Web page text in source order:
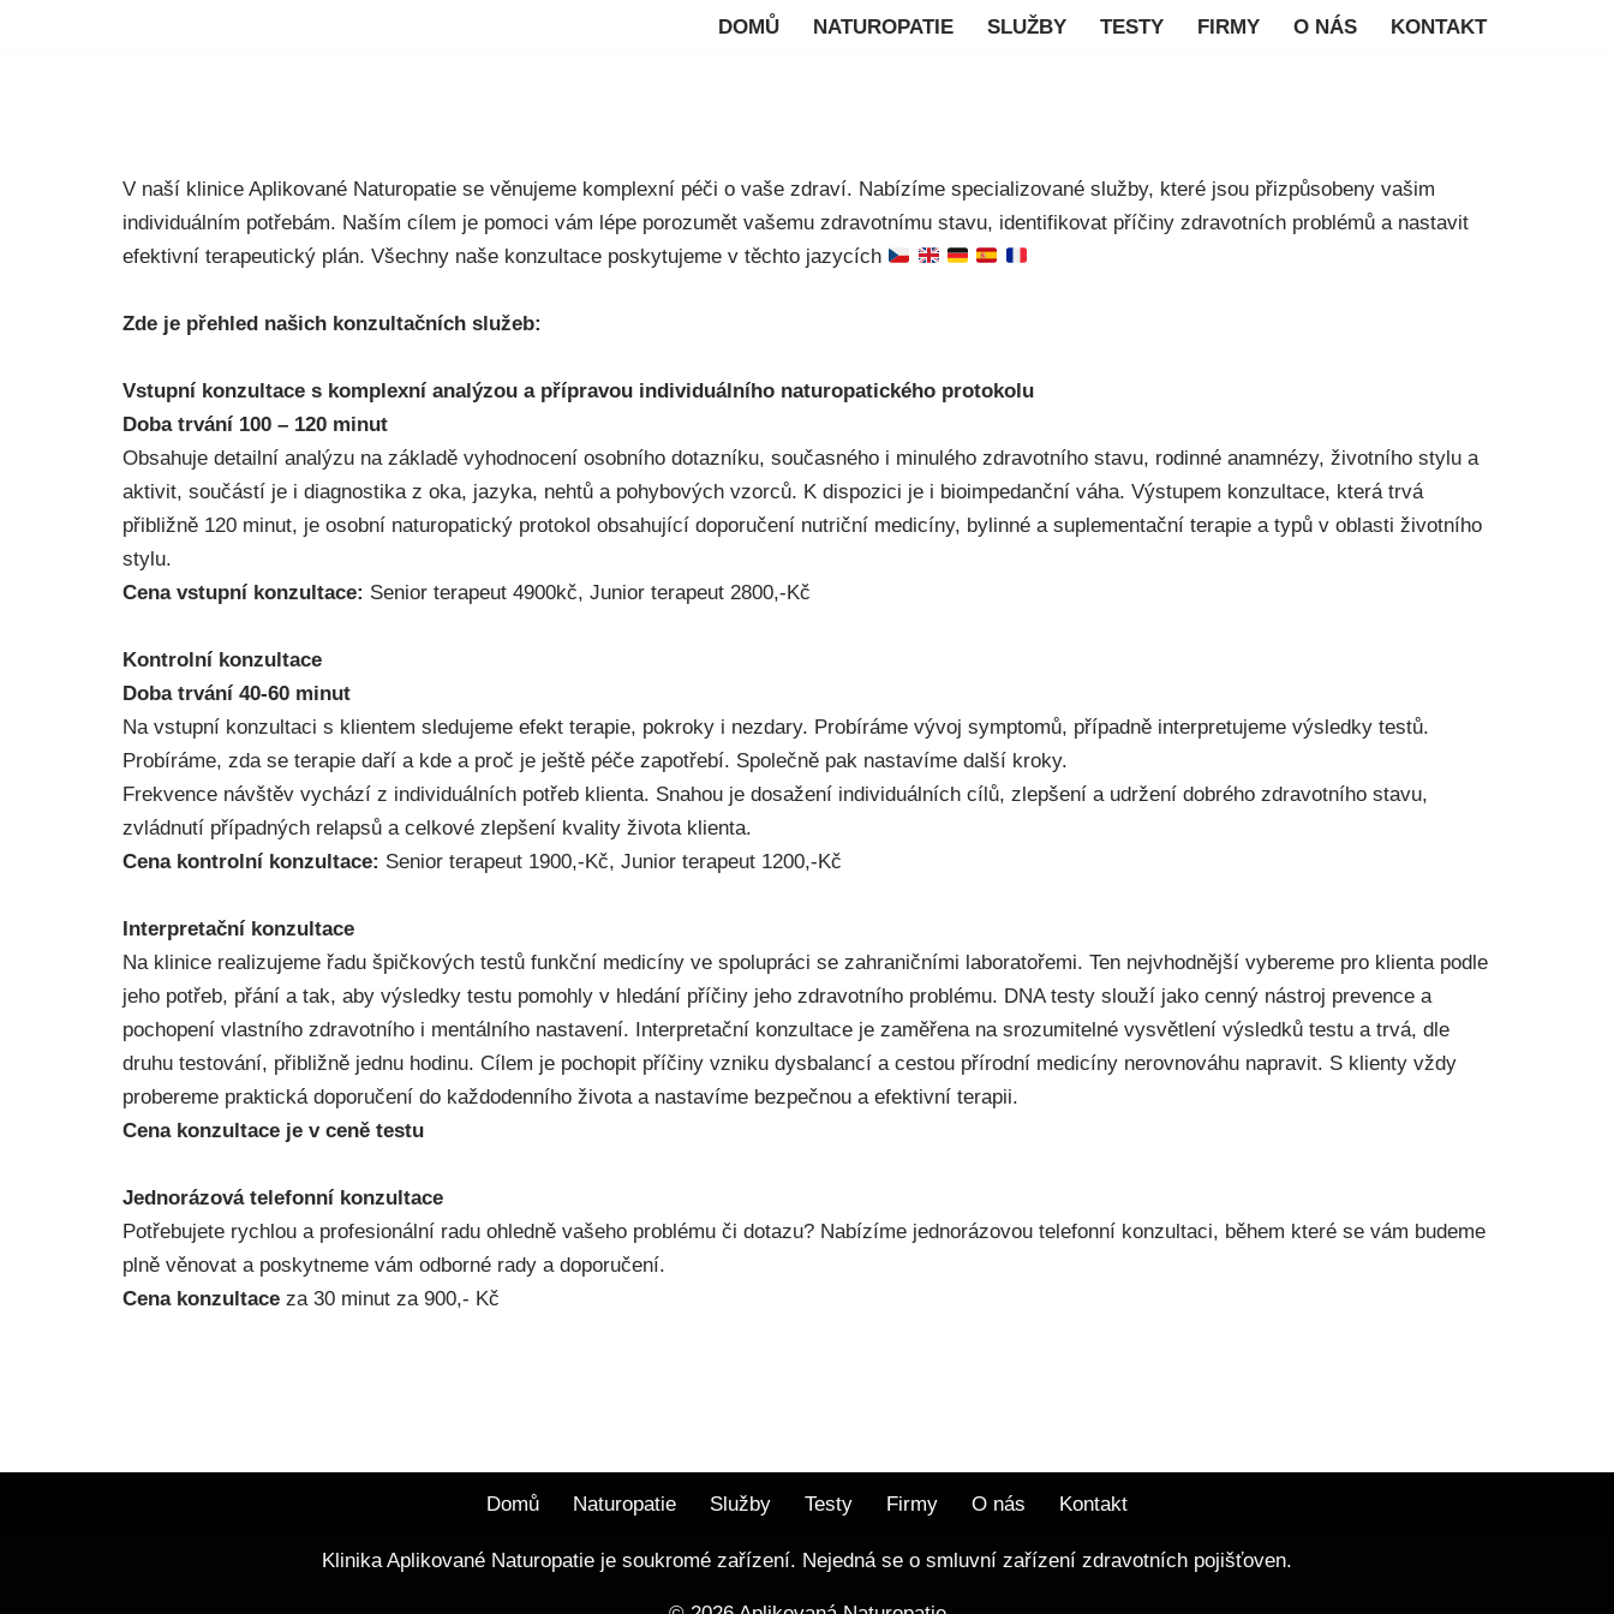
DOMŮ NATUROPATIE SLUŽBY TESTY FIRMY O NÁS KONTAKT
V naší klinice Aplikované Naturopatie se věnujeme komplexní péči o vaše zdraví. Nabízíme specializované služby, které jsou přizpůsobeny vašim
individuálním potřebám. Naším cílem je pomoci vám lépe porozumět vašemu zdravotnímu stavu, identifikovat příčiny zdravotních problémů a nastavit
efektivní terapeutický plán. Všechny naše konzultace poskytujeme v těchto jazycích
Zde je přehled našich konzultačních služeb:
Vstupní konzultace s komplexní analýzou a přípravou individuálního naturopatického protokolu
Doba trvání 100 – 120 minut
Obsahuje detailní analýzu na základě vyhodnocení osobního dotazníku, současného i minulého zdravotního stavu, rodinné anamnézy, životního stylu a
aktivit, součástí je i diagnostika z oka, jazyka, nehtů a pohybových vzorců. K dispozici je i bioimpedanční váha. Výstupem konzultace, která trvá
přibližně 120 minut, je osobní naturopatický protokol obsahující doporučení nutriční medicíny, bylinné a suplementační terapie a typů v oblasti životního
stylu.
Cena vstupní konzultace: Senior terapeut 4900kč, Junior terapeut 2800,-Kč
Kontrolní konzultace
Doba trvání 40-60 minut
Na vstupní konzultaci s klientem sledujeme efekt terapie, pokroky i nezdary. Probíráme vývoj symptomů, případně interpretujeme výsledky testů.
Probíráme, zda se terapie daří a kde a proč je ještě péče zapotřebí. Společně pak nastavíme další kroky.
Frekvence návštěv vychází z individuálních potřeb klienta. Snahou je dosažení individuálních cílů, zlepšení a udržení dobrého zdravotního stavu,
zvládnutí případných relapsů a celkové zlepšení kvality života klienta.
Cena kontrolní konzultace: Senior terapeut 1900,-Kč, Junior terapeut 1200,-Kč
Interpretační konzultace
Na klinice realizujeme řadu špičkových testů funkční medicíny ve spolupráci se zahraničními laboratořemi. Ten nejvhodnější vybereme pro klienta podle
jeho potřeb, přání a tak, aby výsledky testu pomohly v hledání příčiny jeho zdravotního problému. DNA testy slouží jako cenný nástroj prevence a
pochopení vlastního zdravotního i mentálního nastavení. Interpretační konzultace je zaměřena na srozumitelné vysvětlení výsledků testu a trvá, dle
druhu testování, přibližně jednu hodinu. Cílem je pochopit příčiny vzniku dysbalancí a cestou přírodní medicíny nerovnováhu napravit. S klienty vždy
probereme praktická doporučení do každodenního života a nastavíme bezpečnou a efektivní terapii.
Cena konzultace je v ceně testu
Jednorázová telefonní konzultace
Potřebujete rychlou a profesionální radu ohledně vašeho problému či dotazu? Nabízíme jednorázovou telefonní konzultaci, během které se vám budeme
plně věnovat a poskytneme vám odborné rady a doporučení.
Cena konzultace za 30 minut za 900,- Kč
Domů Naturopatie Služby Testy Firmy O nás Kontakt
Klinika Aplikované Naturopatie je soukromé zařízení. Nejedná se o smluvní zařízení zdravotních pojišťoven.